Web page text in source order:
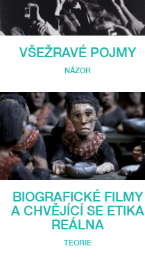
VŠEŽRAVÉ POJMY
NÁZOR
BIOGRAFICKÉ FILMY
A CHVĚJÍCÍ SE ETIKA
REÁLNA
TEORIE